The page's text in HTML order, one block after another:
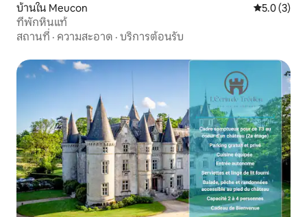
บ้านใน Meucon คะแนนเฉลี่
5.0 (3)
ที่พักหินแท้
สถานที่ · ความสะอาด · บริการต้อนรับ